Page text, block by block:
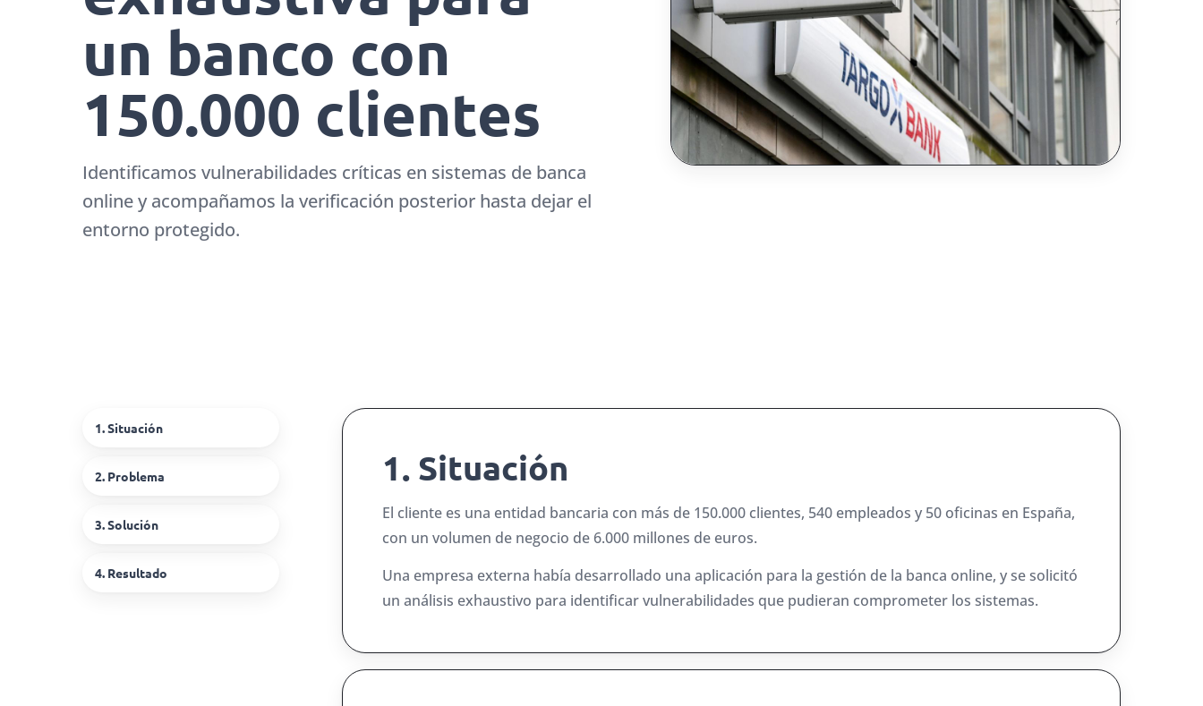
un banco con
150.000 clientes
Identificamos vulnerabilidades críticas en sistemas de banca
online y acompañamos la verificación posterior hasta dejar el
entorno protegido.
1. Situación
2. Problema
3. Solución
4. Resultado
1. Situación
El cliente es una entidad bancaria con más de 150.000 clientes, 540 empleados y 50 oficinas en España,
con un volumen de negocio de 6.000 millones de euros.
Una empresa externa había desarrollado una aplicación para la gestión de la banca online, y se solicitó
un análisis exhaustivo para identificar vulnerabilidades que pudieran comprometer los sistemas.